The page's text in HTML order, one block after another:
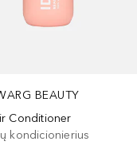
BEAUTY
Conditioner
kondicionierius